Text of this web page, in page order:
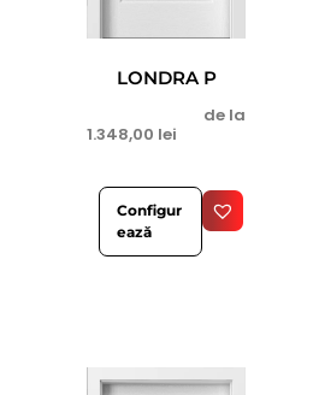
LONDRA P
de la
1.348,00 lei
Configur
ează